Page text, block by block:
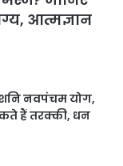
आत्मज्ञान
नवपंचम योग,
हैं तरक्की, धन